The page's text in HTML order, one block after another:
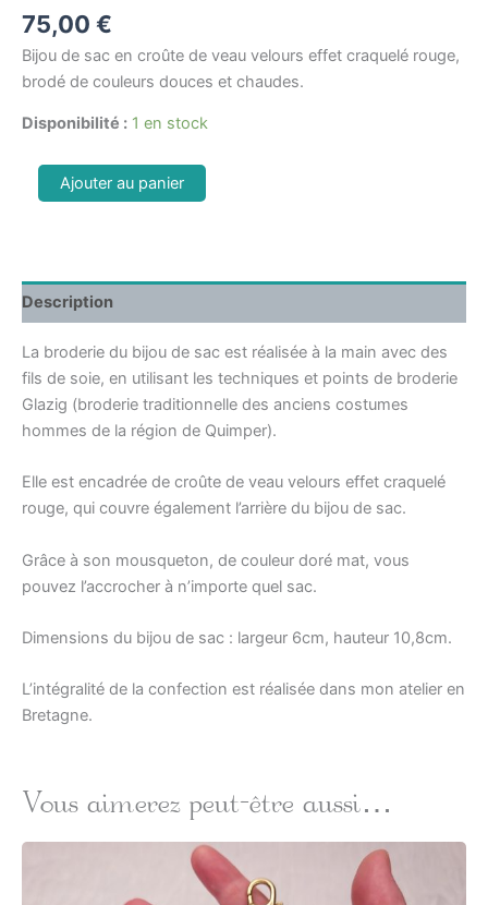
75,00 €
Bijou de sac en croûte de veau velours effet craquelé rouge,
brodé de couleurs douces et chaudes.
Disponibilité : 1 en stock
Ajouter au panier
Description
La broderie du bijou de sac est réalisée à la main avec des
fils de soie, en utilisant les techniques et points de broderie
Glazig (broderie traditionnelle des anciens costumes
hommes de la région de Quimper).
Elle est encadrée de croûte de veau velours effet craquelé
rouge, qui couvre également l’arrière du bijou de sac.
Grâce à son mousqueton, de couleur doré mat, vous
pouvez l’accrocher à n’importe quel sac.
Dimensions du bijou de sac : largeur 6cm, hauteur 10,8cm.
L’intégralité de la confection est réalisée dans mon atelier en
Bretagne.
Vous aimerez peut-être aussi…